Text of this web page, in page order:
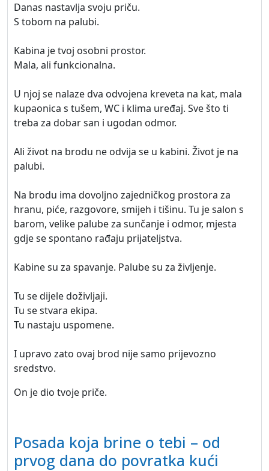
Danas nastavlja svoju priču.
S tobom na palubi.
Kabina je tvoj osobni prostor.
Mala, ali funkcionalna.
U njoj se nalaze dva odvojena kreveta na kat, mala
kupaonica s tušem, WC i klima uređaj. Sve što ti
treba za dobar san i ugodan odmor.
Ali život na brodu ne odvija se u kabini. Život je na
palubi.
Na brodu ima dovoljno zajedničkog prostora za
hranu, piće, razgovore, smijeh i tišinu. Tu je salon s
barom, velike palube za sunčanje i odmor, mjesta
gdje se spontano rađaju prijateljstva.
Kabine su za spavanje. Palube su za življenje.
Tu se dijele doživljaji.
Tu se stvara ekipa.
Tu nastaju uspomene.
I upravo zato ovaj brod nije samo prijevozno
sredstvo.
On je dio tvoje priče.
Posada koja brine o tebi – od
prvog dana do povratka kući